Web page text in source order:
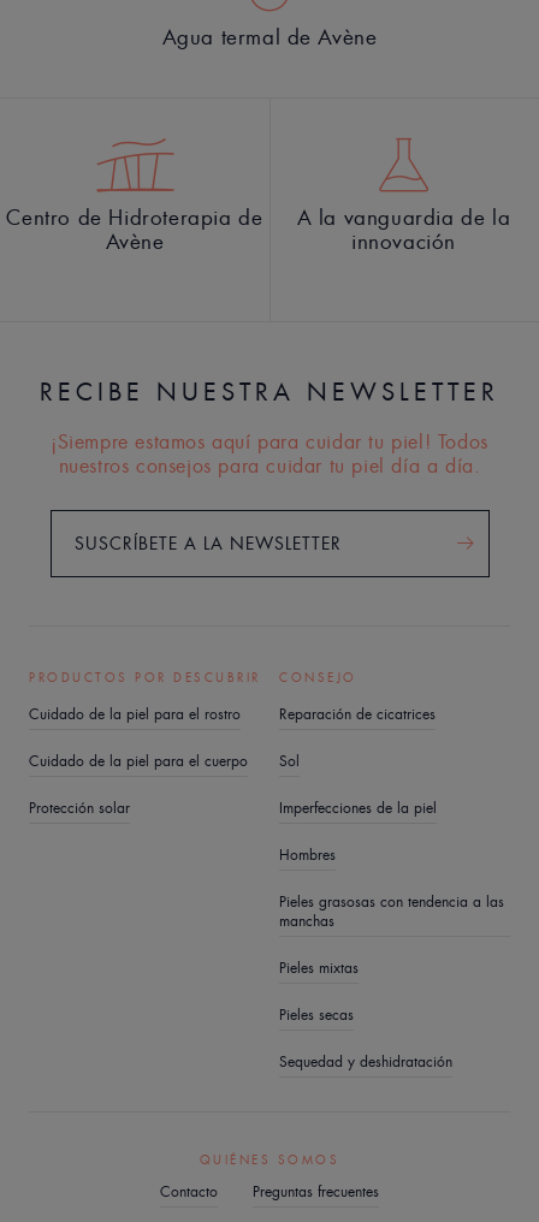
Agua termal de Avène
Centro de Hidroterapia de
Avène
A la vanguardia de la
innovación
RECIBE NUESTRA NEWSLETTER
¡Siempre estamos aquí para cuidar tu piel! Todos
nuestros consejos para cuidar tu piel día a día.
SUSCRÍBETE A LA NEWSLETTER
PRODUCTOS POR DESCUBRIR
Cuidado de la piel para el rostro
Cuidado de la piel para el cuerpo
Protección solar
CONSEJO
Reparación de cicatrices
Sol
Imperfecciones de la piel
Hombres
Pieles grasosas con tendencia a las
manchas
Pieles mixtas
Pieles secas
Sequedad y deshidratación
QUIÉNES SOMOS
Contacto Preguntas frecuentes